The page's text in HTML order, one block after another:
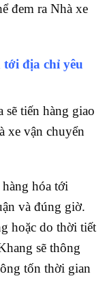
đem ra Nhà xe
tới địa chỉ yêu
sẽ tiến hàng giao
xe vận chuyển
hóa tới
và đúng giờ.
hoặc do thời tiết
sẽ thông
tốn thời gian